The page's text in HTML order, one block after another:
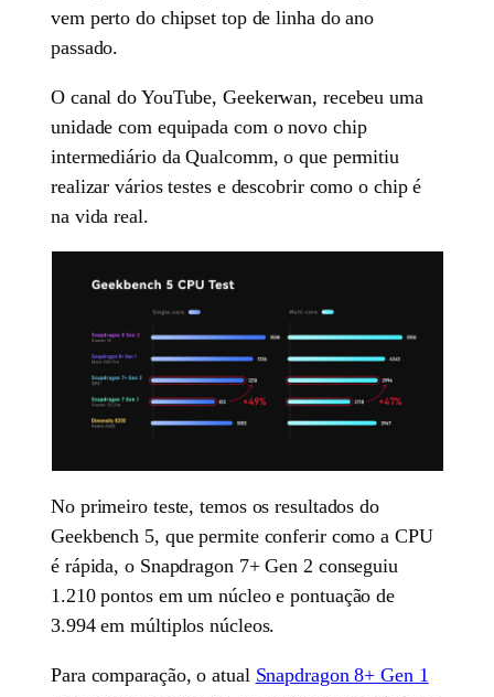
vem perto do chipset top de linha do ano
passado.
O canal do YouTube, Geekerwan, recebeu uma
unidade com equipada com o novo chip
intermediário da Qualcomm, o que permitiu
realizar vários testes e descobrir como o chip é
na vida real.
No primeiro teste, temos os resultados do
Geekbench 5, que permite conferir como a CPU
é rápida, o Snapdragon 7+ Gen 2 conseguiu
1.210 pontos em um núcleo e pontuação de
3.994 em múltiplos núcleos.
Para comparação, o atual Snapdragon 8+ Gen 1